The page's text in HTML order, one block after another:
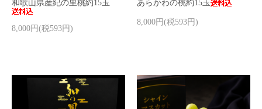
和歌山県産紀の里桃約15玉
8,000円(税593円)
あらかわの桃約15玉
8,000円(税593円)